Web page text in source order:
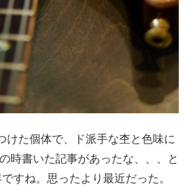
けた個体で、ド派手な杢と色味に
時書いた記事があったな、、、と
すね。思ったより最近だった。